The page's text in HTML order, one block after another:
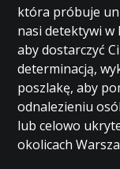
która próbuje
nasi detektywi
aby dostarczyć
determinacją,
poszlakę, aby
odnalezieniu
lub celowo
okolicach